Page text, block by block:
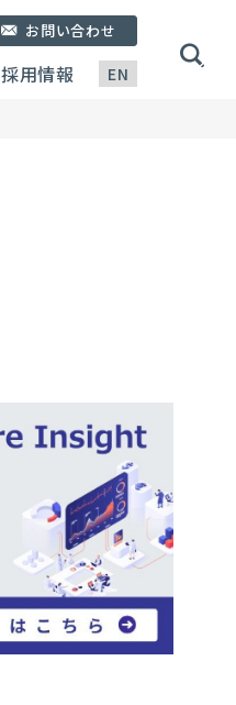
EN
採用情報
お問い合わせ